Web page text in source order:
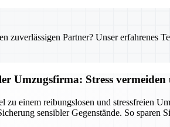
zuverlässigen Partner? Unser erfahrenes
Umzugsfirma: Stress
zu einem reibungslosen und stressfreien
sensibler Gegenstände. So sparen